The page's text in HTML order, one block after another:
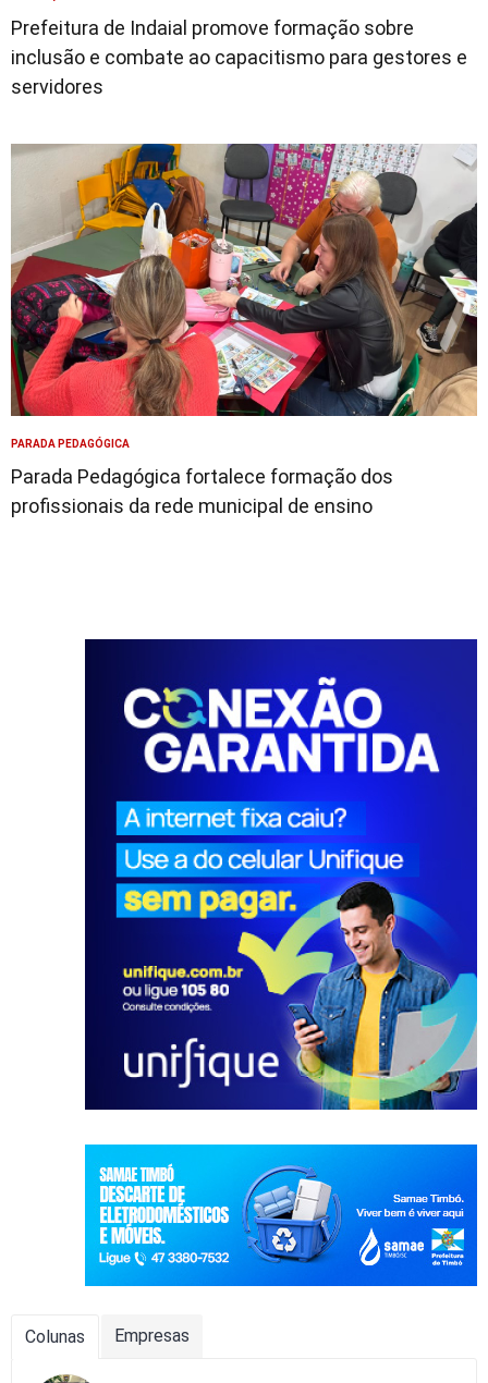
Prefeitura de Indaial promove formação sobre
inclusão e combate ao capacitismo para gestores e
servidores
PARADA PEDAGÓGICA
Parada Pedagógica fortalece formação dos
profissionais da rede municipal de ensino
Colunas Empresas